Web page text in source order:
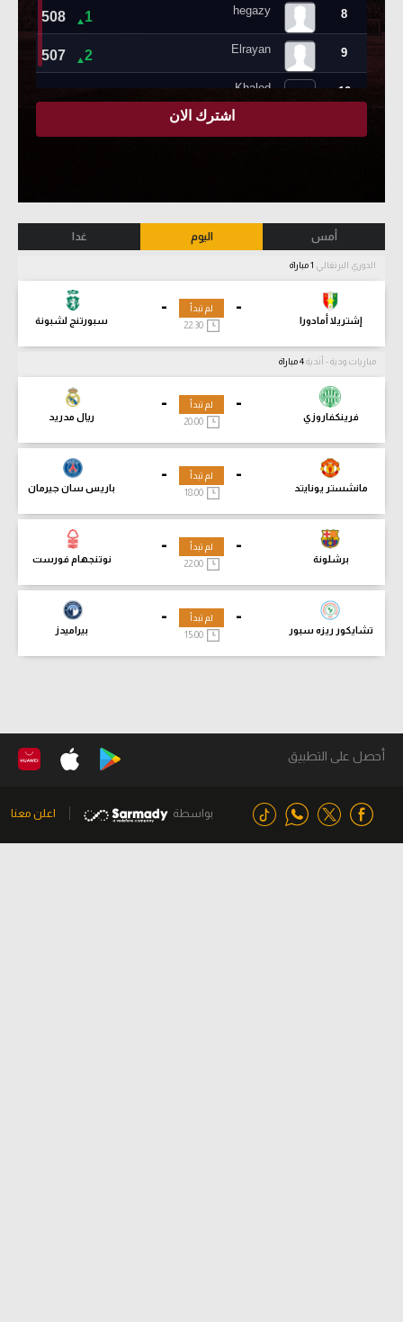
أمس اليوم غدا
الدوري البرتغالي
-
إشتريلا أمادورا
-
سبورتنج لشبونة
لم تبدأ
مباريات ودية - أندية
-
فرينكفاروزي
-
ريال مدريد
لم تبدأ
-
مانشستر يونايتد
-
باريس سان جيرمان
لم تبدأ
18:00
-
برشلونة
-
نوتنجهام فورست
لم تبدأ
-
تشايكور ريزه سبور
-
بيراميدز
لم تبدأ
15:00
أحصل على التطبيق
بواسطة اعلن معنا